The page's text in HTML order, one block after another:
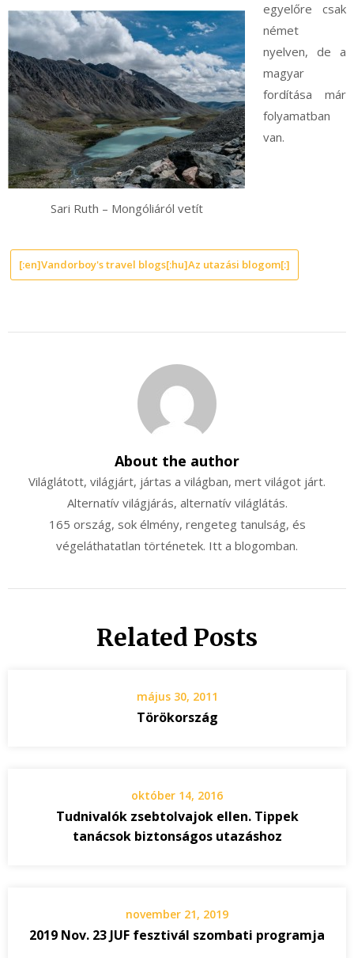
Sari Ruth – Mongóliáról vetít
egyelőre csak
német
nyelven, de a
magyar
fordítása már
folyamatban
van.
[:en]Vandorboy's travel blogs[:hu]Az utazási blogom[:]
About the author
Világlátott, világjárt, jártas a világban, mert világot járt.
Alternatív világjárás, alternatív világlátás.
165 ország, sok élmény, rengeteg tanulság, és
végeláthatatlan történetek. Itt a blogomban.
Related Posts
május 30, 2011
Törökország
október 14, 2016
Tudnivalók zsebtolvajok ellen. Tippek
tanácsok biztonságos utazáshoz
november 21, 2019
2019 Nov. 23 JUF fesztivál szombati programja